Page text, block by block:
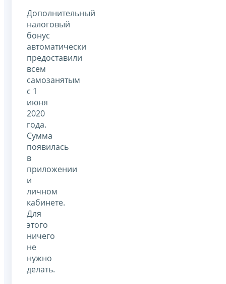
Дополнительный
налоговый
бонус
автоматически
предоставили
всем
самозанятым
с 1
июня
2020
года.
Сумма
появилась
в
приложении
и
личном
кабинете.
Для
этого
ничего
не
нужно
делать.